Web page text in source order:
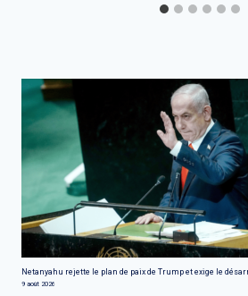
Netanyahu rejette le plan de paix de Trump et exige le
9 août 2026